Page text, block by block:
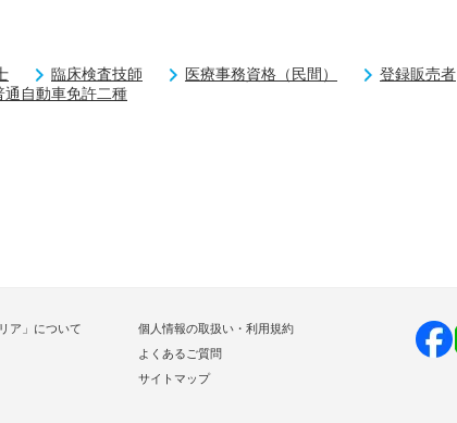
臨床検査技師 医療事務資格（民間） 登録販売者
通自動車免許二種
ア」について
個人情報の取扱い・利用規約
よくあるご質問
サイトマップ